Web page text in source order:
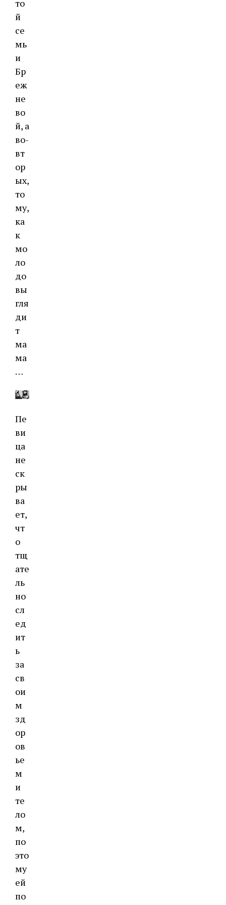
то
й
се
мь
и
Бр
еж
не
во
й, а
во-
вт
ор
ых,
то
му,
ка
к
мо
ло
до
вы
гля
ди
т
ма
ма
…
Пе
ви
ца
не
ск
ры
ва
ет,
чт
о
тщ
ате
ль
но
сл
ед
ит
ь
за
св
ои
м
зд
ор
ов
ье
м
и
те
ло
м,
по
это
му
ей
по